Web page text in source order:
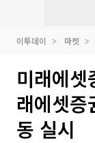
이투데이 마켓
미래에셋
래에셋증
동 실시